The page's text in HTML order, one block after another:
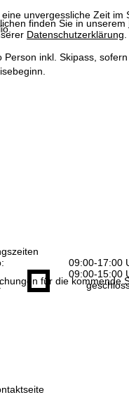
finden Sie in unserem
Datenschutzerklärung.
09:00-17:00
09:00-15:00
unvergessliche Zeit
Person inkl. Skipass,
für die kommende